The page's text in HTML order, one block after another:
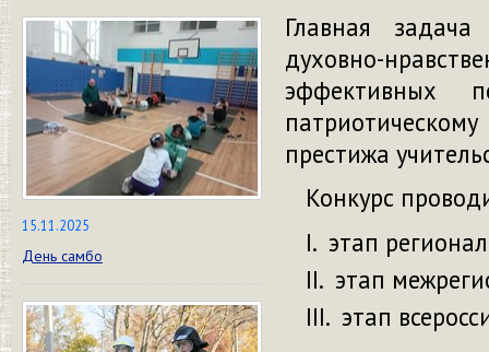
15.11.2025
День самбо
Главная
духовно-
эффективных
престижа
Конкурс
этап
этап
этап